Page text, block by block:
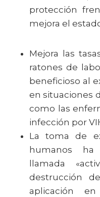
protección
mejora el
Mejora las
ratones de
beneficioso al
en situaciones
como las
infección por
La toma de
humanos
llamada
destrucción
aplicación